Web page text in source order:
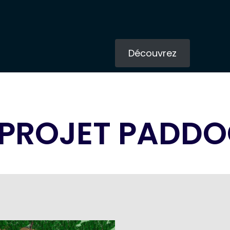
Découvrez